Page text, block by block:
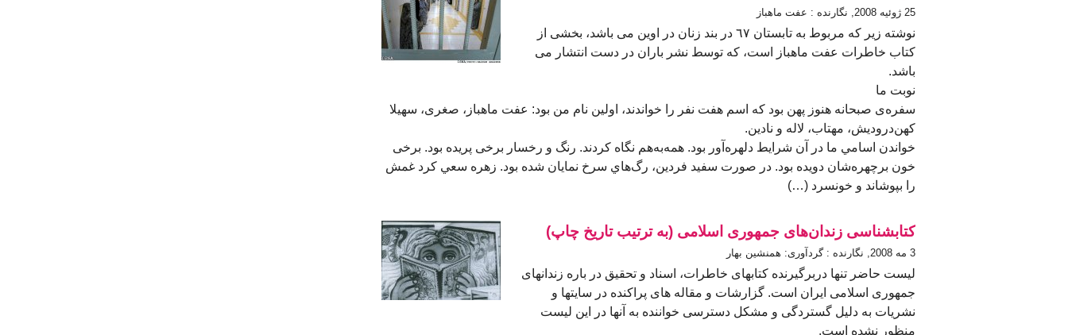
25 ژوئيه 2008, نگارنده : عفت ماهباز
نوشته زیر که مربوط به تابستان ٦٧ در بند زنان در اوین می باشد، بخشی از
کتاب خاطرات عفت ماهباز است، که توسط نشر باران در دست انتشار می
باشد.
نوبت ما
سفره‌ی صبحانه هنوز پهن بود كه اسم هفت نفر را خواندند، اولین نام من بود: عفت ماهباز، صغری، سهيلا
کهن‌درودیش، مهتاب، لاله و نادین.
خواندن اسامي ما در آن شرایط دلهره‌آور بود. همه‌به‌هم نگاه كردند. رنگ و رخسار برخی پریده بود. برخی
خون برچهره‌شان دویده بود. در صورت سفيد فردین، رگ‌هاي سرخ نمايان شده بود. زهره سعي كرد غمش
را بپوشاند و خونسرد (…)
کتابشناسی زندان‌های جمهوری اسلامی (به ترتیب تاریخ چاپ)
3 مه 2008, نگارنده : گردآوری: همنشین بهار
لیست حاضر تنها دربرگیرنده کتابهای خاطرات، اسناد و تحقیق در باره زندانهای
جمهوری اسلامی ایران است. گزارشات و مقاله های پراکنده در سایتها و
نشریات به دلیل گستردگی و مشکل دسترسی خواننده به آنها در این لیست
منظور نشده است.